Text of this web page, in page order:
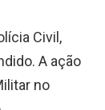
Civil,
A ação
no